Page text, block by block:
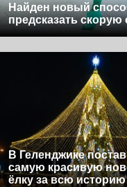
Найден новый
предсказать скорую
В Геленджике
самую красивую
ёлку за всю